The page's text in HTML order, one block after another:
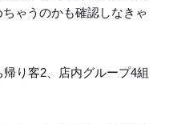
ゃうのかも確認しなきゃ
り客2、店内グループ4組